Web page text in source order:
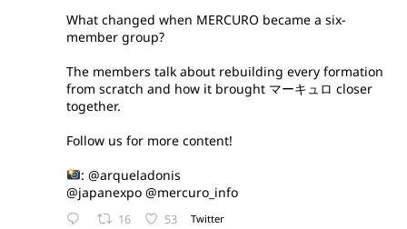
What changed when MERCURO became a six-
member group?
The members talk about rebuilding every formation
from scratch and how it brought マーキュロ closer
together.
Follow us for more content!
: @arqueladonis
@japanexpo @mercuro_info
16 53 Twitter